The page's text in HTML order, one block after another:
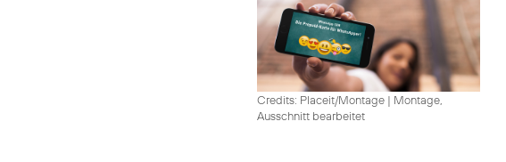
Credits: Placeit/Montage | Montage,
Ausschnitt bearbeitet